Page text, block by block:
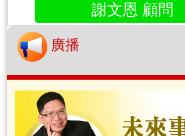
謝文恩 顧問
廣播